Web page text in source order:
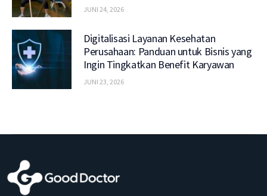
JUNI 24, 2026
Digitalisasi Layanan Kesehatan
Perusahaan: Panduan untuk Bisnis yang
Ingin Tingkatkan Benefit Karyawan
JUNI 23, 2026